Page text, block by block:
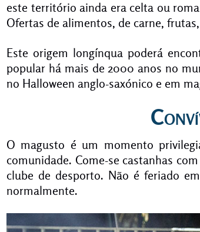
este território ainda era celta ou
Ofertas de alimentos, de carne,
Este origem longínqua poderá
popular há mais de 2000 anos no
no Halloween anglo-saxónico e em
O magusto é um momento
comunidade. Come-se castanhas
clube de desporto. Não é feriado
normalmente.